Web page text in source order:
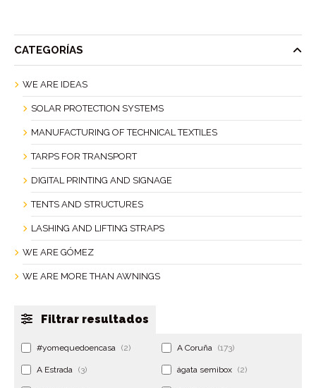
CATEGORÍAS
WE ARE IDEAS
SOLAR PROTECTION SYSTEMS
MANUFACTURING OF TECHNICAL TEXTILES
TARPS FOR TRANSPORT
DIGITAL PRINTING AND SIGNAGE
TENTS AND STRUCTURES
LASHING AND LIFTING STRAPS
WE ARE GÓMEZ
WE ARE MORE THAN AWNINGS
Filtrar resultados
#yomequedoencasa (2) A Coruña (173)
A Estrada (3) ágata semibox (2)